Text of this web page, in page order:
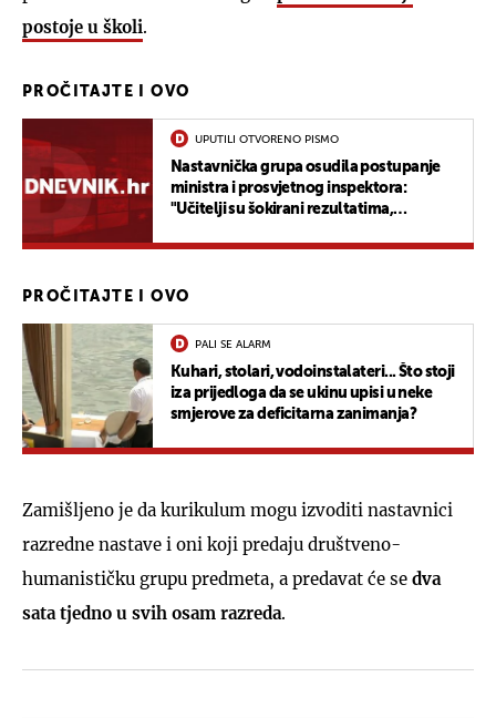
postoje u školi.
PROČITAJTE I OVO
UPUTILI OTVORENO PISMO
Nastavnička grupa osudila postupanje
ministra i prosvjetnog inspektora:
"Učitelji su šokirani rezultatima,
PROČITAJTE I OVO
PALI SE ALARM
Kuhari, stolari, vodoinstalateri... Što stoji
iza prijedloga da se ukinu upisi u neke
smjerove za deficitarna zanimanja?
Zamišljeno je da kurikulum mogu izvoditi nastavnici
razredne nastave i oni koji predaju društveno-
humanističku grupu predmeta, a predavat će se dva
sata tjedno u svih osam razreda.